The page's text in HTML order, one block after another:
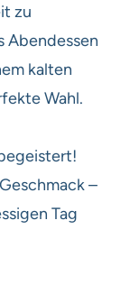
zu
Abendessen
kalten
Wahl.
–
Tag